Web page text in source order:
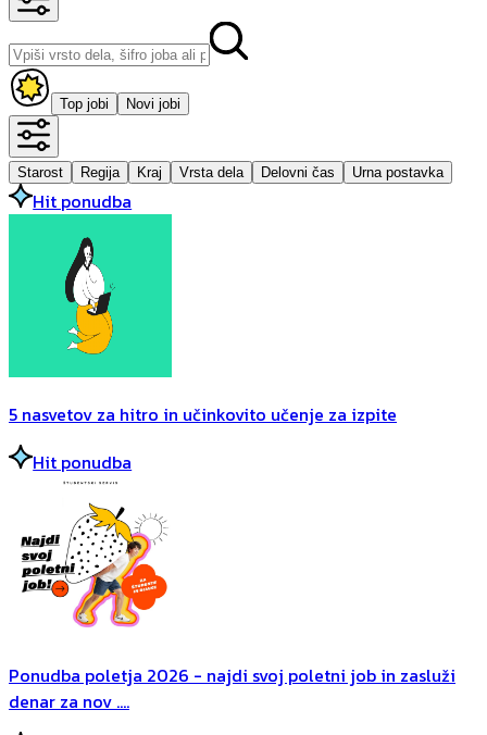
Top jobi Novi jobi
Starost Regija Kraj Vrsta dela Delovni čas Urna postavka
Hit ponudba
5 nasvetov za hitro in učinkovito učenje za izpite
Hit ponudba
Ponudba poletja 2026 - najdi svoj poletni job in zasluži
denar za nov ....